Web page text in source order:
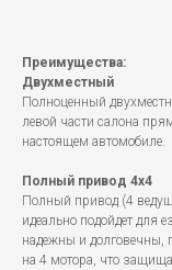
Преимущества:
Двухместный
Полноценный
левой части салона
настоящем автомобиле.
Полный привод 4x4
Полный привод (4
идеально подойдет для
надежны и долговечны,
на 4 мотора, что